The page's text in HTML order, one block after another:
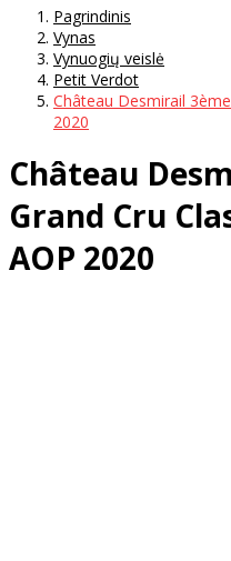
Pagrindinis
Vynas
Vynuogių veislė
Petit Verdot
Château Desmirail
2020
Château
Grand Cru
AOP 2020